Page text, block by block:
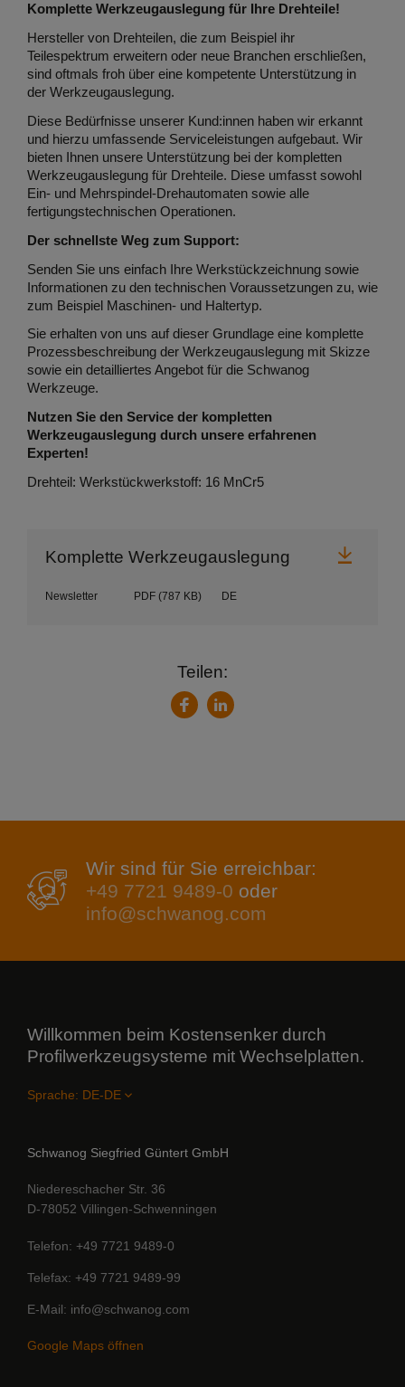
Komplette Werkzeugauslegung für Ihre Drehteile!
Hersteller von Drehteilen, die zum Beispiel ihr
Teilespektrum erweitern oder neue Branchen erschließen,
sind oftmals froh über eine kompetente Unterstützung in
der Werkzeugauslegung.
Diese Bedürfnisse unserer Kund:innen haben wir erkannt
und hierzu umfassende Serviceleistungen aufgebaut. Wir
bieten Ihnen unsere Unterstützung bei der kompletten
Werkzeugauslegung für Drehteile. Diese umfasst sowohl
Ein- und Mehrspindel-Drehautomaten sowie alle
fertigungstechnischen Operationen.
Der schnellste Weg zum Support:
Senden Sie uns einfach Ihre Werkstückzeichnung sowie
Informationen zu den technischen Voraussetzungen zu, wie
zum Beispiel Maschinen- und Haltertyp.
Sie erhalten von uns auf dieser Grundlage eine komplette
Prozessbeschreibung der Werkzeugauslegung mit Skizze
sowie ein detailliertes Angebot für die Schwanog
Werkzeuge.
Nutzen Sie den Service der kompletten
Werkzeugauslegung durch unsere erfahrenen
Experten!
Drehteil: Werkstückwerkstoff: 16 MnCr5
Komplette Werkzeugauslegung
Newsletter PDF (787 KB) DE
Teilen:
FacebookLinkedIn
Wir sind für Sie erreichbar:
+49 7721 9489-0 oder
info@schwanog.com
Willkommen beim Kostensenker durch
Profilwerkzeugsysteme mit Wechselplatten.
Sprache:
Schwanog Siegfried Güntert GmbH
Niedereschacher Str. 36
D-78052 Villingen-Schwenningen
Telefon +49 7721 9489-0
Telefax +49 7721 9489-99
E-Mail info@schwanog.com
Google Maps öffnen